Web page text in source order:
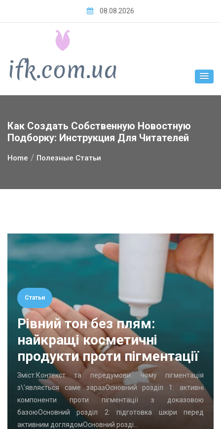
08.08.2026
Как Создать Собственную Новостную
Подборку: Инструкция Для Читателей
Home Полезные Статьи
Статьи
Рівний тон без плям:
найкращі косметичні
продукти проти пігментації
Зміст:Контекст та передумови: чому пігментація
з\’являється саме заразОсновний розділ 1: активні
компоненти проти пігментації з доказовою
базоюОсновний розділ 2: підготовка шкіри перед
активним доглядомОсновний розді…